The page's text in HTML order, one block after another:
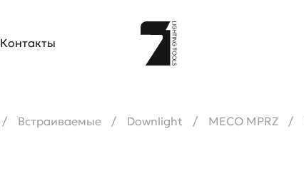
Контакты
Встраиваемые Downlight MECO MPRZ